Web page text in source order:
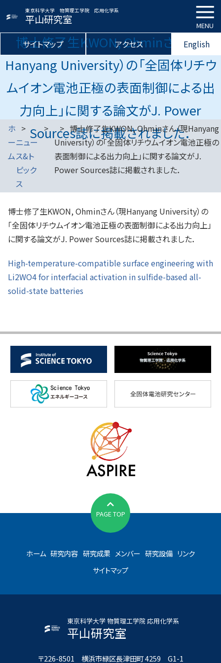
東京科学大学 物質理工学院 応用化学系
平山研究室 MENU
サイトマップ アクセス English
博士修了生KWON, Ohminさん（現
Hanyang University）の「全固体リチウ
ムイオン電池正極の表面制御による出
力向上」に関する論文がJ. Power
Sources誌に掲載されました．
ホ
ー
ム
ニュー
ス&ト
ピック
ス
博士修了生KWON, Ohminさん（現Hanyang
University）の「全固体リチウムイオン電池正極の
表面制御による出力向上」に関する論文がJ.
Power Sources誌に掲載されました．
博士修了生KWON, Ohminさん（現Hanyang University）の
「全固体リチウムイオン電池正極の表面制御による出力向上」
に関する論文がJ. Power Sources誌に掲載されました．
High-temperature-compatible surface engineering with
Li2WO4 for interfacial activation in sulfide-based all-
solid-state batteries
東京科学大学 物質理工学院 応用化学系
平山研究室
〒226-8501 横浜市緑区長津田町 4259 G1-1
ホーム 研究内容 研究成果 メンバー 研究設備 リンク
サイトマップ
PAGE TOP